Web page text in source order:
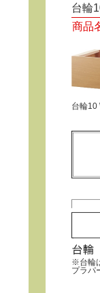
台輪
商品
台輪10
※台輪
プラパ